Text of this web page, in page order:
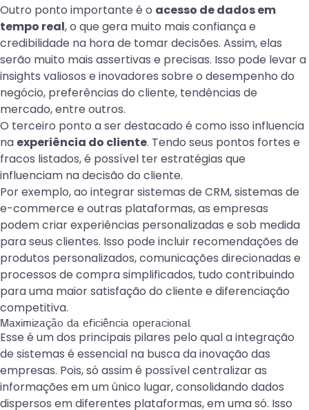
Outro ponto importante é o acesso de dados em
tempo real, o que gera muito mais confiança e
credibilidade na hora de tomar decisões. Assim, elas
serão muito mais assertivas e precisas. Isso pode levar a
insights valiosos e inovadores sobre o desempenho do
negócio, preferências do cliente, tendências de
mercado, entre outros.
O terceiro ponto a ser destacado é como isso influencia
na experiência do cliente. Tendo seus pontos fortes e
fracos listados, é possível ter estratégias que
influenciam na decisão do cliente.
Por exemplo, ao integrar sistemas de CRM, sistemas de
e-commerce e outras plataformas, as empresas
podem criar experiências personalizadas e sob medida
para seus clientes. Isso pode incluir recomendações de
produtos personalizados, comunicações direcionadas e
processos de compra simplificados, tudo contribuindo
para uma maior satisfação do cliente e diferenciação
competitiva.
Maximização da eficiência operacional
Esse é um dos principais pilares pelo qual a integração
de sistemas é essencial na busca da inovação das
empresas. Pois, só assim é possível centralizar as
informações em um único lugar, consolidando dados
dispersos em diferentes plataformas, em uma só. Isso